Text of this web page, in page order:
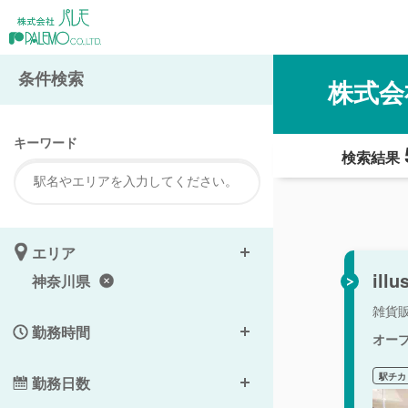
株式
検索結果
雑貨
オー
駅チ
条件検索
キーワード
エリア
神奈川県
勤務時間
勤務日数